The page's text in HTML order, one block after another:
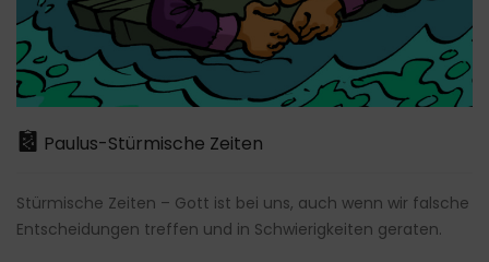
Paulus-Stürmische Zeiten
Stürmische Zeiten – Gott ist bei uns, auch wenn wir falsche
Entscheidungen treffen und in Schwierigkeiten geraten.